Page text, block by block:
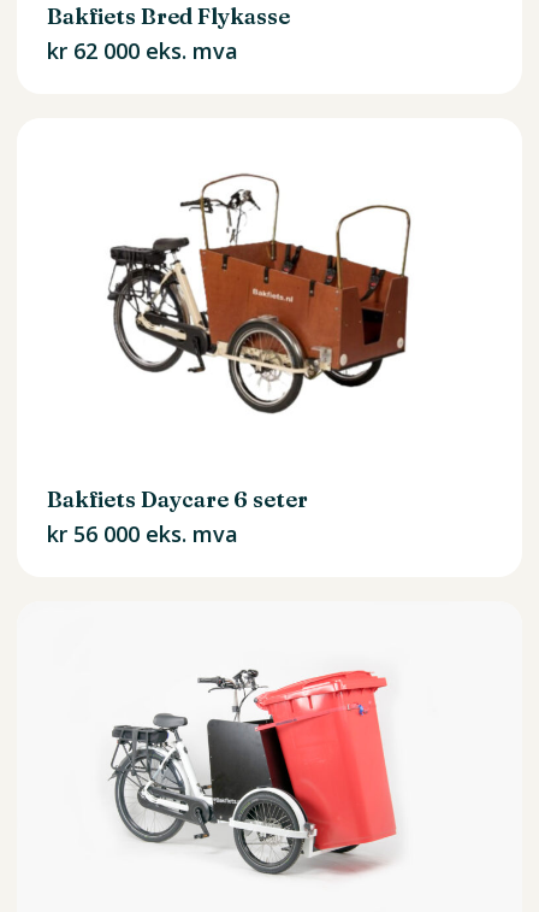
Go To Shop
Bakfiets Bred Flykasse
kr62 000 eks. mva
Bakfiets Daycare 6 seter
kr56 000 eks. mva